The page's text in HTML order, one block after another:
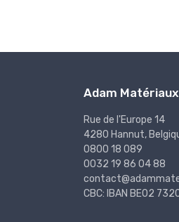
Adam Matériaux
Rue de l'Europe 14
4280 Hannut,
0800 18 089
0032 19 86 04 88
CBC: IBAN BE02